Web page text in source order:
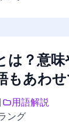
は？意味
もあわ
用語解説
ング